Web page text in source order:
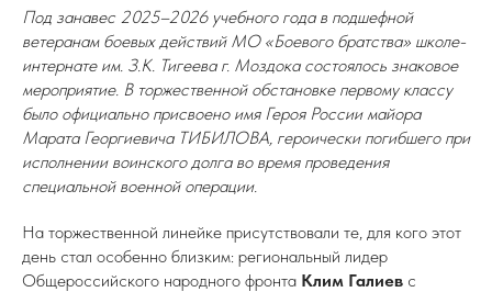
Под занавес 2025–2026 учебного года в подшефной
ветеранам боевых действий МО «Боевого братства» школе-
интернате им. З.К. Тигеева г. Моздока состоялось знаковое
мероприятие. В торжественной обстановке первому классу
было официально присвоено имя Героя России майора
Марата Георгиевича ТИБИЛОВА, героически погибшего при
исполнении воинского долга во время проведения
специальной военной операции.
На торжественной линейке присутствовали те, для кого этот
день стал особенно близким: региональный лидер
Общероссийского народного фронта Клим Галиев с